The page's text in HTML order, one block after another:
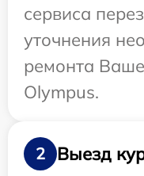
сервиса
уточнения
ремонта
Olympus.
2 Выезд